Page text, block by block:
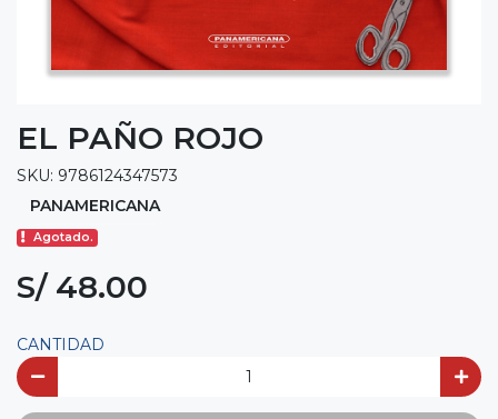
EL PAÑO ROJO
SKU: 9786124347573
PANAMERICANA
Agotado.
S/ 48.00
CANTIDAD